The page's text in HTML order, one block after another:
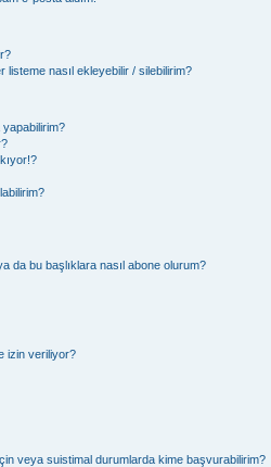
listeme nasıl ekleyebilir / silebilirim?
yapabilirim?
da bu başlıklara nasıl abone olurum?
izin veriliyor?
veya suistimal durumlarda kime başvurabilirim?